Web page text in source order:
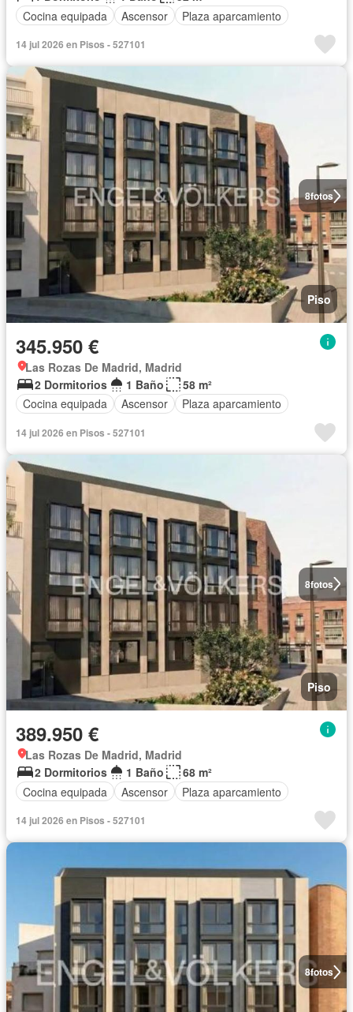
Cocina equipada
Ascensor Plaza aparcamiento
14 jul 2026 en Pisos - 527101
8fotos
Piso
345.950 €
Las Rozas De Madrid, Madrid
2 Dormitorios
1 Baño
58 m²
Cocina equipada
Ascensor Plaza aparcamiento
14 jul 2026 en Pisos - 527101
8fotos
Piso
389.950 €
Las Rozas De Madrid, Madrid
2 Dormitorios
1 Baño
68 m²
Cocina equipada
Ascensor Plaza aparcamiento
14 jul 2026 en Pisos - 527101
8fotos